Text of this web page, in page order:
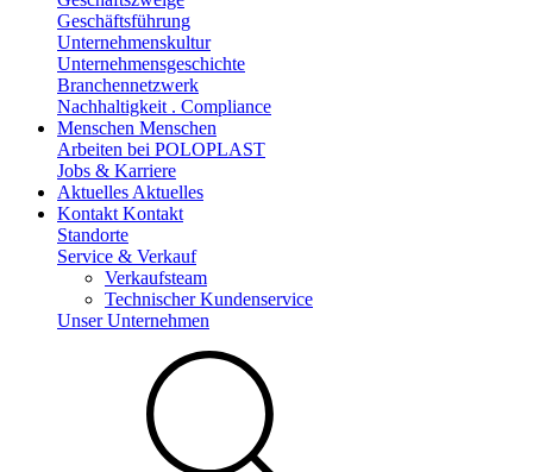
Geschäftsführung
Unternehmenskultur
Unternehmensgeschichte
Branchennetzwerk
Nachhaltigkeit . Compliance
Menschen Menschen
Arbeiten bei POLOPLAST
Jobs & Karriere
Aktuelles Aktuelles
Kontakt Kontakt
Standorte
Service & Verkauf
Verkaufsteam
Technischer Kundenservice
Unser Unternehmen